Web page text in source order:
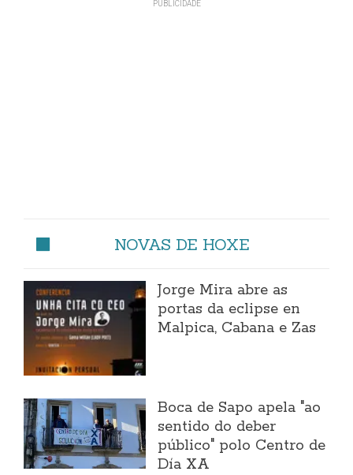
NOVAS DE HOXE
Jorge Mira abre as
portas da eclipse en
Malpica, Cabana e Zas
Boca de Sapo apela "ao
sentido do deber
público" polo Centro de
Día XA